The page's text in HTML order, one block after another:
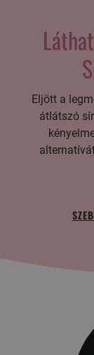
Eljött a
átlátszó